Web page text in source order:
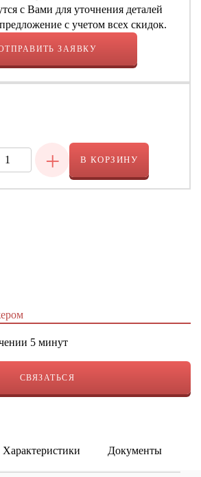
с Вами для уточнения деталей
с учетом всех скидок.
ЗАЯВКУ
+ В КОРЗИНУ
5 минут
СВЯЗАТЬСЯ
Характеристики Документы